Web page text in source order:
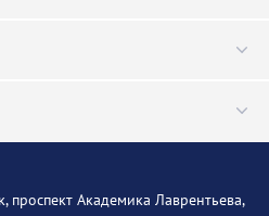
проспект Академика Лаврентьева,